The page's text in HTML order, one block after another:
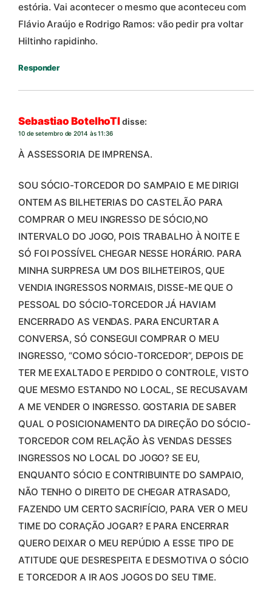
estória. Vai acontecer o mesmo que aconteceu com
Flávio Araújo e Rodrigo Ramos: vão pedir pra voltar
Hiltinho rapidinho.
Responder
Sebastiao BotelhoTIdisse:
10 de setembro de 2014 às 11:36
À ASSESSORIA DE IMPRENSA.
SOU SÓCIO-TORCEDOR DO SAMPAIO E ME DIRIGI
ONTEM AS BILHETERIAS DO CASTELÃO PARA
COMPRAR O MEU INGRESSO DE SÓCIO,NO
INTERVALO DO JOGO, POIS TRABALHO À NOITE E
SÓ FOI POSSÍVEL CHEGAR NESSE HORÁRIO. PARA
MINHA SURPRESA UM DOS BILHETEIROS, QUE
VENDIA INGRESSOS NORMAIS, DISSE-ME QUE O
PESSOAL DO SÓCIO-TORCEDOR JÁ HAVIAM
ENCERRADO AS VENDAS. PARA ENCURTAR A
CONVERSA, SÓ CONSEGUI COMPRAR O MEU
INGRESSO, “COMO SÓCIO-TORCEDOR”, DEPOIS DE
TER ME EXALTADO E PERDIDO O CONTROLE, VISTO
QUE MESMO ESTANDO NO LOCAL, SE RECUSAVAM
A ME VENDER O INGRESSO. GOSTARIA DE SABER
QUAL O POSICIONAMENTO DA DIREÇÃO DO SÓCIO-
TORCEDOR COM RELAÇÃO ÀS VENDAS DESSES
INGRESSOS NO LOCAL DO JOGO? SE EU,
ENQUANTO SÓCIO E CONTRIBUINTE DO SAMPAIO,
NÃO TENHO O DIREITO DE CHEGAR ATRASADO,
FAZENDO UM CERTO SACRIFÍCIO, PARA VER O MEU
TIME DO CORAÇÃO JOGAR? E PARA ENCERRAR
QUERO DEIXAR O MEU REPÚDIO A ESSE TIPO DE
ATITUDE QUE DESRESPEITA E DESMOTIVA O SÓCIO
E TORCEDOR A IR AOS JOGOS DO SEU TIME.